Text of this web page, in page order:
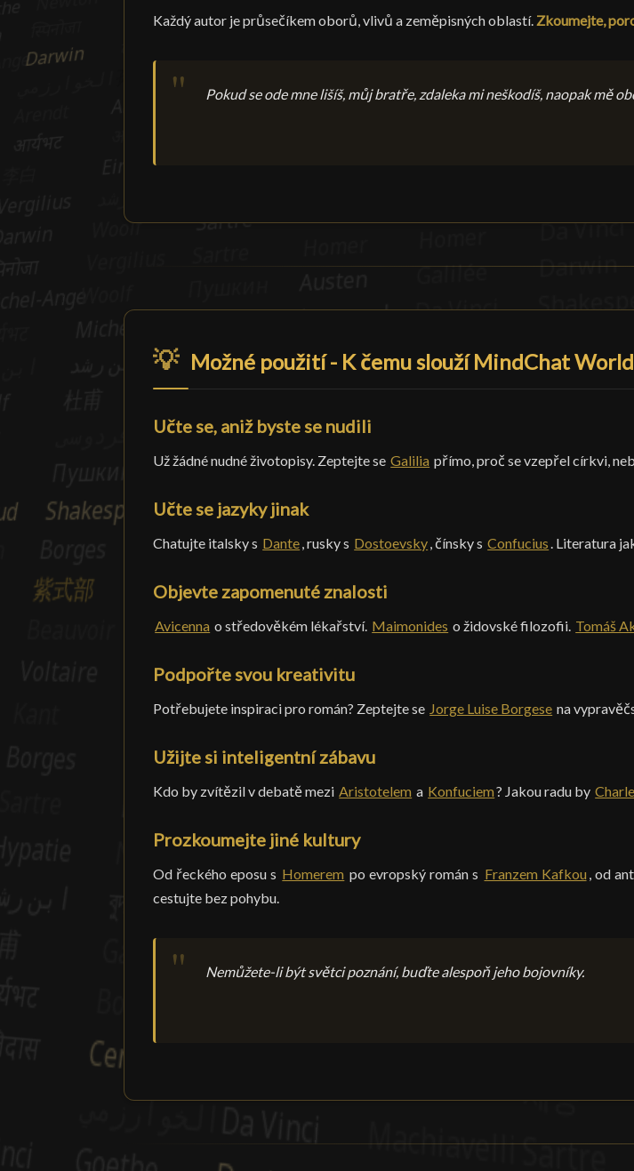
Každý autor je průsečíkem oborů, vlivů a zeměpisných oblastí. Zkoumejte,
Pokud se ode mne lišíš, můj bratře, zdaleka mi neškodíš, naopak mě
💡 Možné použití - K čemu slouží MindChat
Učte se, aniž byste se nudili
Už žádné nudné životopisy. Zeptejte se Galilia přímo, proč se vzepřel církvi,
Učte se jazyky jinak
Chatujte italsky s Dante, rusky s Dostoevsky, čínsky s Confucius. Literatura
Objevte zapomenuté znalosti
Avicenna o středověkém lékařství. Maimonides o židovské filozofii. Tomáš
Podpořte svou kreativitu
Potřebujete inspiraci pro román? Zeptejte se Jorge Luise Borgese na
Užijte si inteligentní zábavu
Kdo by zvítězil v debatě mezi Aristotelem a Konfuciem? Jakou radu by
Prozkoumejte jiné kultury
Od řeckého eposu s Homerem po evropský román s Franzem Kafkou , od
cestujte bez pohybu.
Nemůžete-li být světci poznání, buďte alespoň jeho bojovníky.